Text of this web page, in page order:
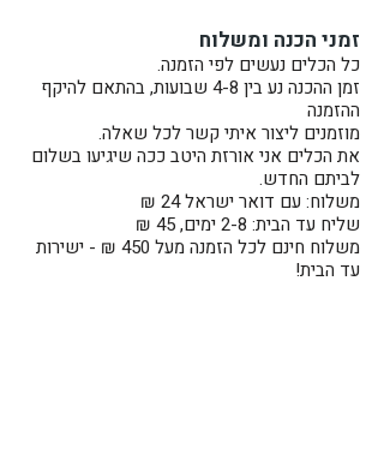
זמני הכנה ומשלוח
כל הכלים נעשים לפי הזמנה.
זמן ההכנה נע בין 4-8 שבועות, בהתאם להיקף
ההזמנה
מוזמנים ליצור איתי קשר לכל שאלה.
את הכלים אני אורזת היטב ככה שיגיעו בשלום
לביתם החדש.
משלוח: עם דואר ישראל 24 ₪
שליח עד הבית: 2-8 ימים, 45 ₪
משלוח חינם לכל הזמנה מעל 450 ₪ - ישירות
עד הבית!